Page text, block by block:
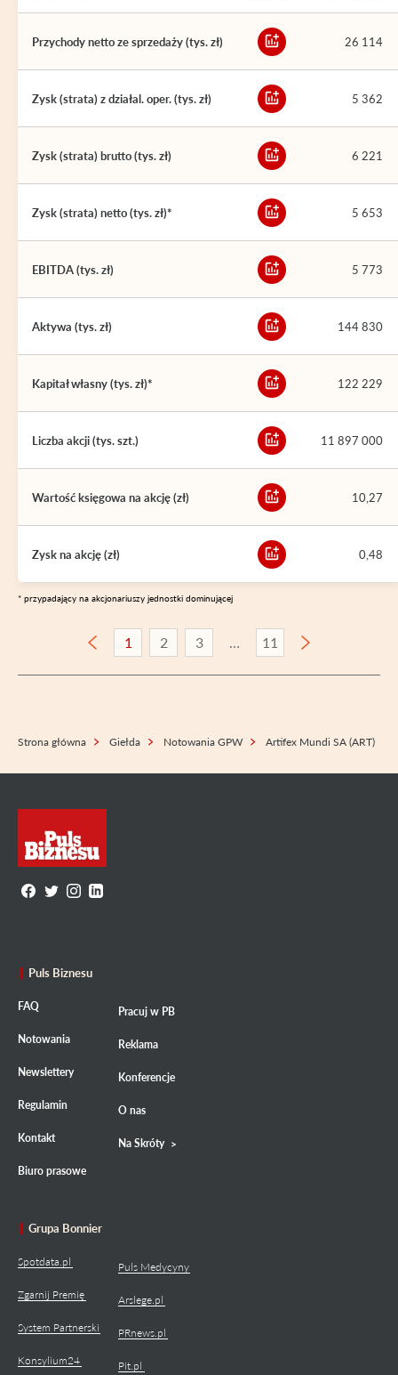
Przychody netto ze sprzedaży (tys. zł) 26 114
Zysk (strata) z działal. oper. (tys. zł) 5 362
Zysk (strata) brutto (tys. zł) 6 221
Zysk (strata) netto (tys. zł)* 5 653
EBITDA (tys. zł) 5 773
Aktywa (tys. zł) 144 830
Kapitał własny (tys. zł)* 122 229
Liczba akcji (tys. szt.) 11 897 000
Wartość księgowa na akcję (zł) 10,27
Zysk na akcję (zł) 0,48
* przypadający na akcjonariuszy jednostki dominującej
1 2 3 11
Strona główna Giełda Notowania GPW Artifex Mundi SA (ART)
Puls Biznesu
FAQ
Notowania
Newslettery
Regulamin
Kontakt
Biuro prasowe
Pracuj w PB
Reklama
Konferencje
O nas
Na Skróty
Grupa Bonnier
Spotdata.pl
Zgarnij Premię
System Partnerski
Konsylium24
Puls Medycyny
Arslege.pl
PRnews.pl
Pit.pl